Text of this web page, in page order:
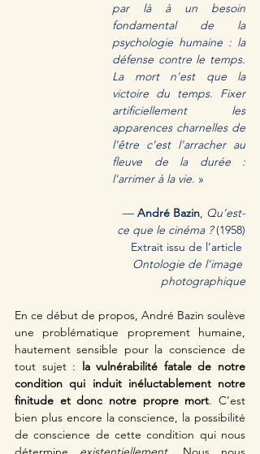
par là à un besoin
fondamental de la
psychologie humaine : la
défense contre le temps.
La mort n'est que la
victoire du temps. Fixer
artificiellement les
apparences charnelles de
l'être c'est l'arracher au
fleuve de la durée :
l'arrimer à la vie. »
— André Bazin, Qu’est-
ce que le cinéma ? (1958)
Extrait issu de l’article
Ontologie de l’image
photographique
En ce début de propos, André Bazin soulève
une problématique proprement humaine,
hautement sensible pour la conscience de
tout sujet : la vulnérabilité fatale de notre
condition qui induit inéluctablement notre
finitude et donc notre propre mort. C’est
bien plus encore la conscience, la possibilité
de conscience de cette condition qui nous